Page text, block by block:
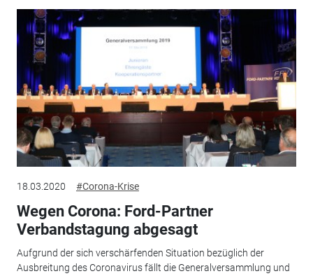
18.03.2020 #Corona-Krise
Wegen Corona: Ford-Partner
Verbandstagung abgesagt
Aufgrund der sich verschärfenden Situation bezüglich der
Ausbreitung des Coronavirus fällt die Generalversammlung und